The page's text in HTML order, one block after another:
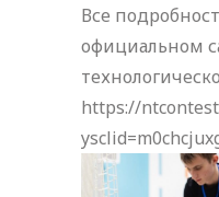
Все
официальном
https://